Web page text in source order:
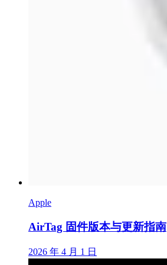
Apple
AirTag 固件版本与更新指南
2026 年 4 月 1 日